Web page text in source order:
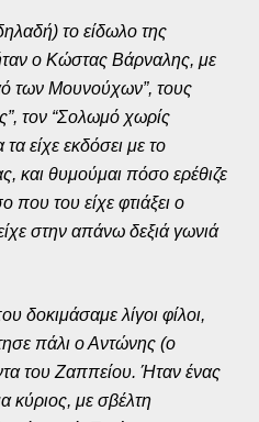
το είδωλο της
ο Κώστας Βάρναλης, με
των Μουνούχων”, τους
τον “Σολωμό χωρίς
είχε εκδόσει με το
και θυμούμαι πόσο ερέθιζε
που του είχε φτιάξει ο
στην απάνω δεξιά γωνιά
δοκιμάσαμε λίγοι φίλοι,
πάλι ο Αντώνης (ο
του Ζαππείου. Ήταν ένας
κύριος, με σβέλτη